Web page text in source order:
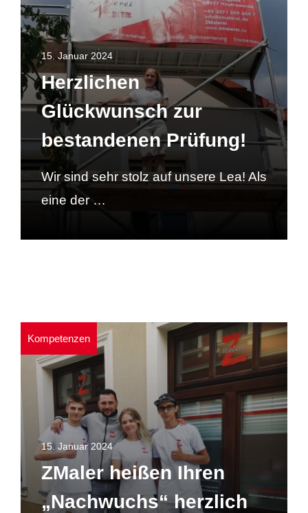
15. Januar 2024
Herzlichen
Glückwunsch zur
bestandenen Prüfung!
Wir sind sehr stolz auf unsere Lea! Als
eine der …
Kompetenzen
15. Januar 2024
ZMaler heißen Ihren
„Nachwuchs“ herzlich